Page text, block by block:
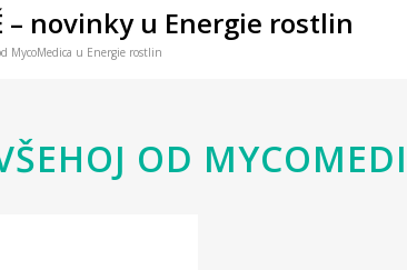
– novinky u Energie rostlin
MycoMedica u Energie rostlin
OD